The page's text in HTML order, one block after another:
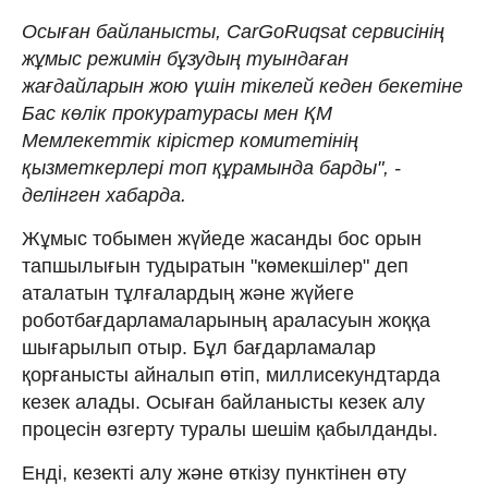
Осыған байланысты, СarGoRuqsat сервисінің
жұмыс режимін бұзудың туындаған
жағдайларын жою үшін тікелей кеден бекетіне
Бас көлік прокуратурасы мен ҚМ
Мемлекеттік кірістер комитетінің
қызметкерлері топ құрамында барды", -
делінген хабарда.
Жұмыс тобымен жүйеде жасанды бос орын
тапшылығын тудыратын "көмекшілер" деп
аталатын тұлғалардың және жүйеге
роботбағдарламаларының араласуын жоққа
шығарылып отыр. Бұл бағдарламалар
қорғанысты айналып өтіп, миллисекундтарда
кезек алады. Осыған байланысты кезек алу
процесін өзгерту туралы шешім қабылданды.
Енді, кезекті алу және өткізу пунктінен өту